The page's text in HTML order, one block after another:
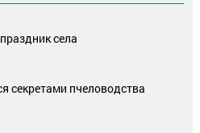
села
секретами пчеловодства